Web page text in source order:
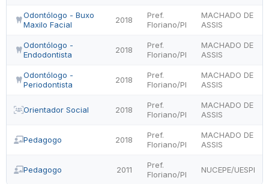
Odontólogo - Buxo
Maxilo Facial
2018
Pref.
Floriano/PI
MACHADO DE
ASSIS
Odontólogo -
Endodontista
2018
Pref.
Floriano/PI
MACHADO DE
ASSIS
Odontólogo -
Periodontista
2018
Pref.
Floriano/PI
MACHADO DE
ASSIS
Orientador Social 2018
Pref.
Floriano/PI
MACHADO DE
ASSIS
Pedagogo 2018
Pref.
Floriano/PI
MACHADO DE
ASSIS
Pedagogo 2011
Pref.
Floriano/PI
NUCEPE/UESPI